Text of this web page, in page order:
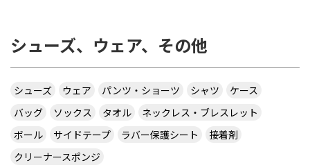
シューズ、ウェア、その他
シューズ ウェア パンツ・ショーツ シャツ
ケース
バッグ
ソックス タオル
ネックレス・ブレスレット
ボール
サイドテープ ラバー保護シート
接着剤
クリーナースポンジ